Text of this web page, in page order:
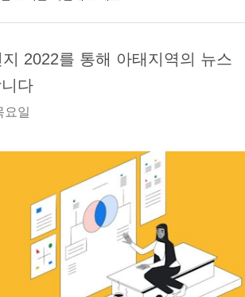
2022를 통해 아태지역의 뉴스
다
요일